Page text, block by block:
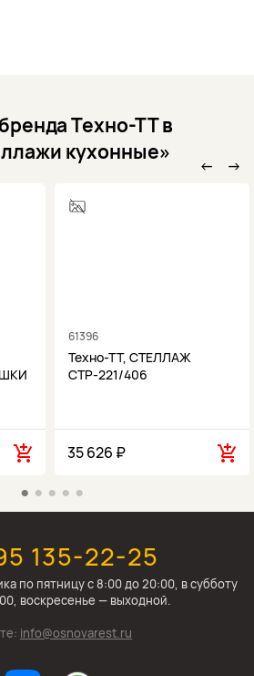
Техно-ТТ в
кухонные»
←
61396
Техно-ТТ, СТЕЛЛАЖ
СТР-221/406
35 626 ₽
→
135-22-25
по пятницу с 8:00 до 20:00, в субботу
воскресенье — выходной.
info@osnovarest.ru